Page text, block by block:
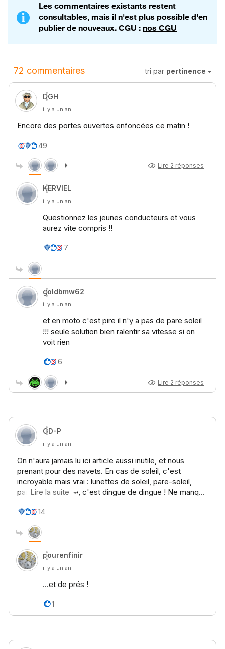
Les commentaires existants restent
consultables, mais il n'est plus possible d'en
publier de nouveaux. CGU : nos CGU